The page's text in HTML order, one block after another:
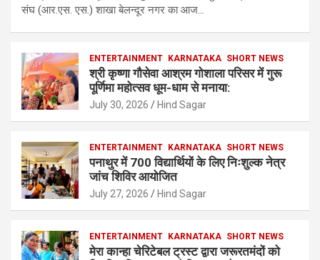
संघ (आर.एस. एस.) शाखा बेलन्दूर नगर का आज…
ENTERTAINMENT KARNATAKA SHORT NEWS
श्री कृष्णा गौसेवा आश्रम गोशाला परिसर में गुरू
पूर्णिमा महोत्सव धूम-धाम से मनाया:
July 30, 2026 Hind Sagar
ENTERTAINMENT KARNATAKA SHORT NEWS
पनाथुर में 700 विद्यार्थियों के लिए निःशुल्क नेत्र
जांच शिविर आयोजित
July 27, 2026 Hind Sagar
ENTERTAINMENT KARNATAKA SHORT NEWS
मेरा कान्हा चेरिटेबल ट्रस्ट द्वारा जरूरतमंदों को